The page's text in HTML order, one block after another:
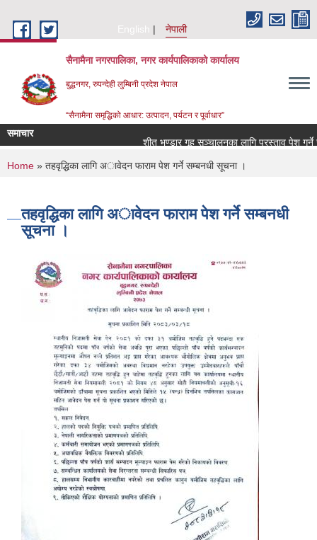
English
नेपाली
सैनामैना नगरपालिका, नगर कार्यपालिकाको कार्यालय
बुद्धनगर, रुपन्देही लुम्बिनी प्रदेश नेपाल
“सैनामैना समृद्धिको आधार: उत्पादन, पर्यटन र पूर्वाधार”
समाचार
शीत भण्डार गृह सञ्चालनका लागि प्रस्ताव पेश गर्ने
You are here
Home » तहवृद्धिका लागि अावेदन फाराम पेश गर्ने सम्बनधी सूचना ।
तहवृद्धिका लागि अावेदन फाराम पेश गर्ने सम्बनधी
सूचना ।